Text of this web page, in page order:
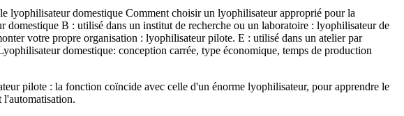
lyophilisateur domestique Comment choisir un lyophilisateur approprié pour la
B : utilisé dans un institut de recherche ou un laboratoire : lyophilisateur de
votre propre organisation : lyophilisateur pilote. E : utilisé dans un atelier par
domestique: conception carrée, type économique, temps de production
pilote : la fonction coïncide avec celle d'un énorme lyophilisateur, pour apprendre le
l'automatisation.